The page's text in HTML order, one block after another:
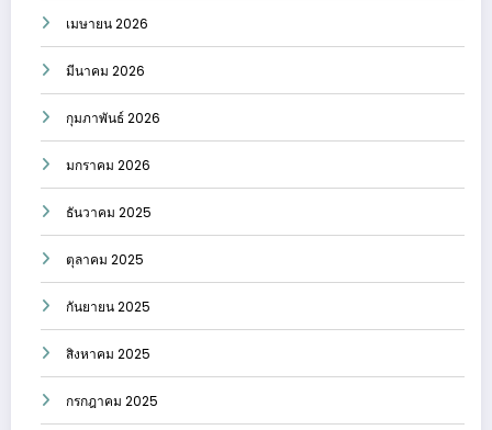
เมษายน 2026
มีนาคม 2026
กุมภาพันธ์ 2026
มกราคม 2026
ธันวาคม 2025
ตุลาคม 2025
กันยายน 2025
สิงหาคม 2025
กรกฎาคม 2025